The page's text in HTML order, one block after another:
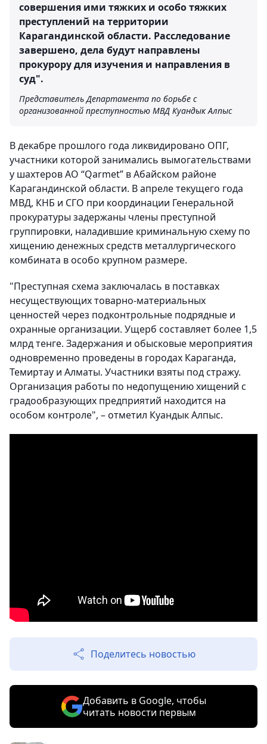
совершения ими тяжких и особо тяжких
преступлений на территории
Карагандинской области. Расследование
завершено, дела будут направлены
прокурору для изучения и направления в
суд".
Представитель Департамента по борьбе с
организованной преступностью МВД Куандык Алпыс
В декабре прошлого года ликвидировано ОПГ,
участники которой занимались вымогательствами
у шахтеров АО “Qarmet” в Абайском районе
Карагандинской области. В апреле текущего года
МВД, КНБ и СГО при координации Генеральной
прокуратуры задержаны члены преступной
группировки, наладившие криминальную схему по
хищению денежных средств металлургического
комбината в особо крупном размере.
"Преступная схема заключалась в поставках
несуществующих товарно-материальных
ценностей через подконтрольные подрядные и
охранные организации. Ущерб составляет более 1,5
млрд тенге. Задержания и обысковые мероприятия
одновременно проведены в городах Караганда,
Темиртау и Алматы. Участники взяты под стражу.
Организация работы по недопущению хищений с
градообразующих предприятий находится на
особом контроле", – отметил Куандык Алпыс.
Поделитесь новостью
Добавить в Google, чтобы
читать новости первым